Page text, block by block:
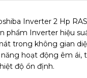
Inverter 2 Hp
phẩm Inverter hiệu
trong không gian
hoạt động êm ái,
độ ổn định.